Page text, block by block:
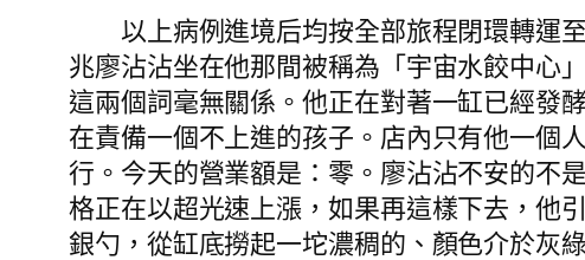
以上病例進境后均按全部旅程閉環轉運至
兆廖沾沾坐在他那間被稱為「宇宙水餃中心
這兩個詞毫無關係。他正在對著一缸已經發
在責備一個不上進的孩子。店內只有他一個
行。今天的營業額是：零。廖沾沾不安的不
格正在以超光速上漲，如果再這樣下去，他
銀勺，從缸底撈起一坨濃稠的、顏色介於灰